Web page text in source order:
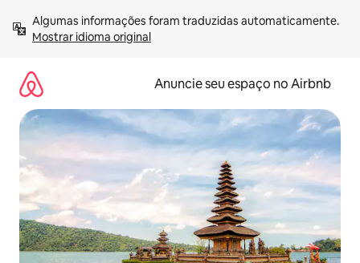
para
Mostrar idioma original
Anuncie seu espaço no Airbnb